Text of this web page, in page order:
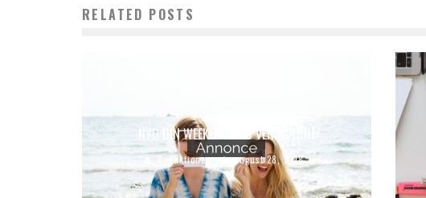
RELATED POSTS
NYD DIN WEEKEND MED VENINDERNE
Redaktionen august 28, 2018